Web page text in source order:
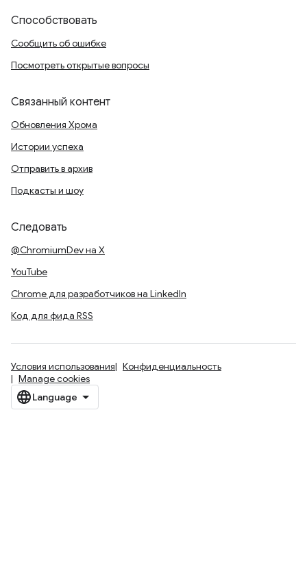
Способствовать
Сообщить об ошибке
Посмотреть открытые вопросы
Связанный контент
Обновления Хрома
Истории успеха
Отправить в архив
Подкасты и шоу
Следовать
@ChromiumDev на X
YouTube
Chrome для разработчиков на LinkedIn
Код для фида RSS
Условия использования
Конфиденциальность
Manage cookies